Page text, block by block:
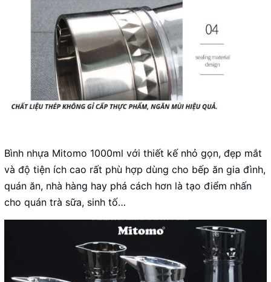
Bình nhựa Mitomo 1000ml với thiết kế nhỏ gọn, đẹp mắt
và độ tiện ích cao rất phù hợp dùng cho bếp ăn gia đình,
quán ăn, nhà hàng hay phá cách hơn là tạo điểm nhấn
cho quán trà sữa, sinh tố…